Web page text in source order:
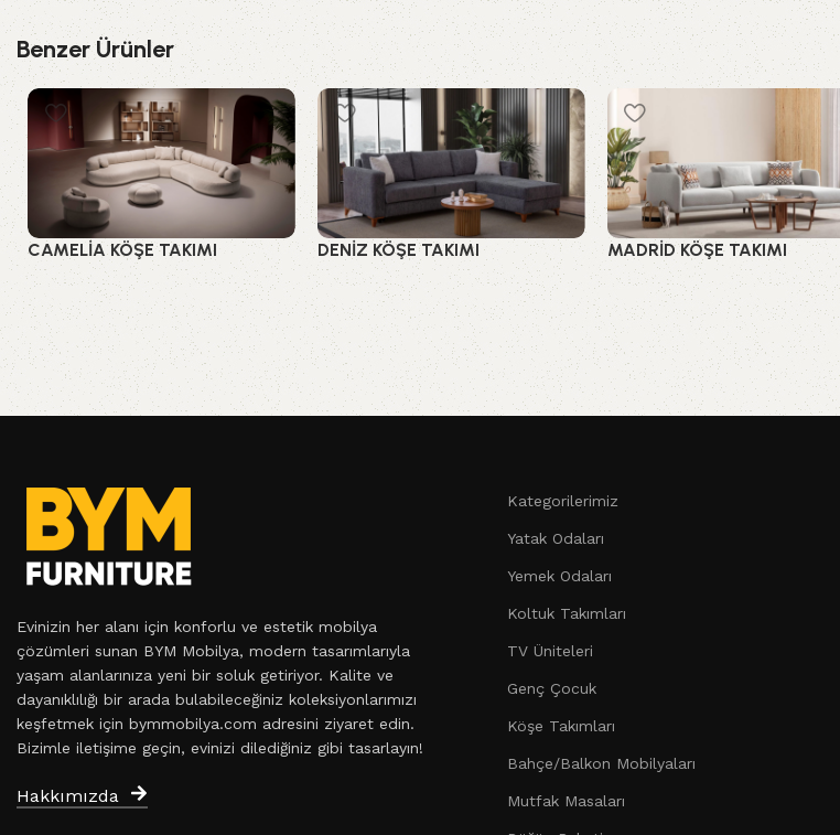
Benzer Ürünler
CAMELİA KÖŞE TAKIMI
Köşe Takımları
DENİZ KÖŞE TAKIMI
Köşe Takımları
MADRİD KÖŞE TAKIMI
Köşe Takımları
Evinizin her alanı için konforlu ve estetik mobilya
çözümleri sunan BYM Mobilya, modern tasarımlarıyla
yaşam alanlarınıza yeni bir soluk getiriyor. Kalite ve
dayanıklılığı bir arada bulabileceğiniz koleksiyonlarımızı
keşfetmek için bymmobilya.com adresini ziyaret edin.
Bizimle iletişime geçin, evinizi dilediğiniz gibi tasarlayın!
Hakkımızda
Kategorilerimiz
Yatak Odaları
Yemek Odaları
Koltuk Takımları
TV Üniteleri
Genç Çocuk
Köşe Takımları
Bahçe/Balkon Mobilyaları
Mutfak Masaları